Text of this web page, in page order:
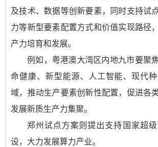
及技术、数据等创新要素，同时支持试
力等新型要素配置方式和价值实现路径
产力培育和发展。
例如，粤港澳大湾区内地九市要聚
命健康、新型能源、人工智能、现代
域，推动生产要素创新性配置，促进各
发展新质生产力集聚。
郑州试点方案则提出支持国家超
设，大力发展算力产业。